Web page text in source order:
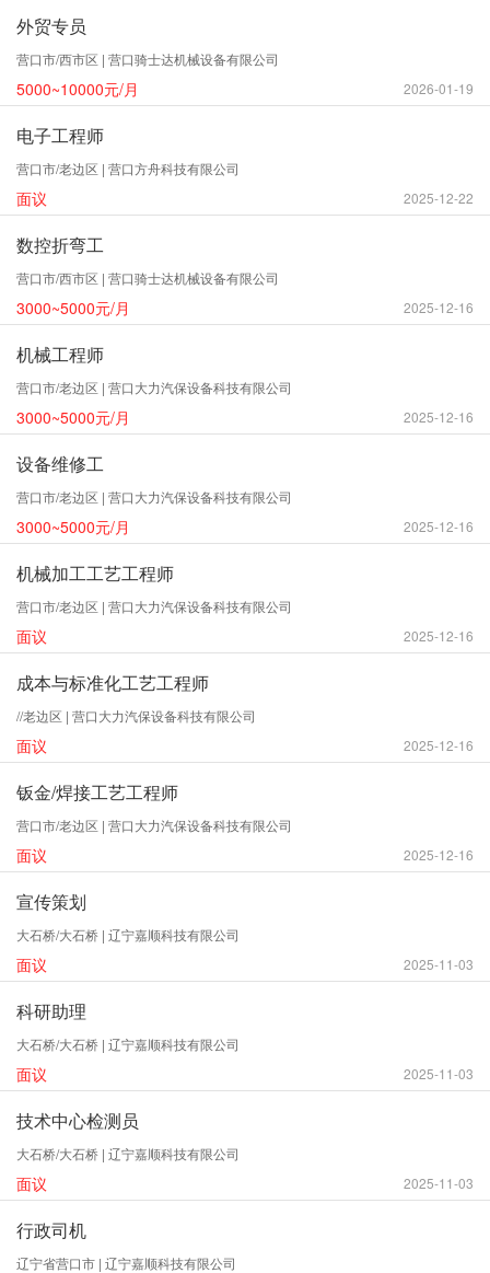
外贸专员
营口市/西市区 | 营口骑士达机械设备有限公司
5000~10000元/月 2026-01-19
电子工程师
营口市/老边区 | 营口方舟科技有限公司
面议 2025-12-22
数控折弯工
营口市/西市区 | 营口骑士达机械设备有限公司
3000~5000元/月 2025-12-16
机械工程师
营口市/老边区 | 营口大力汽保设备科技有限公司
3000~5000元/月 2025-12-16
设备维修工
营口市/老边区 | 营口大力汽保设备科技有限公司
3000~5000元/月 2025-12-16
机械加工工艺工程师
营口市/老边区 | 营口大力汽保设备科技有限公司
面议 2025-12-16
成本与标准化工艺工程师
//老边区 | 营口大力汽保设备科技有限公司
面议 2025-12-16
钣金/焊接工艺工程师
营口市/老边区 | 营口大力汽保设备科技有限公司
面议 2025-12-16
宣传策划
大石桥/大石桥 | 辽宁嘉顺科技有限公司
面议 2025-11-03
科研助理
大石桥/大石桥 | 辽宁嘉顺科技有限公司
面议 2025-11-03
技术中心检测员
大石桥/大石桥 | 辽宁嘉顺科技有限公司
面议 2025-11-03
行政司机
辽宁省营口市 | 辽宁嘉顺科技有限公司